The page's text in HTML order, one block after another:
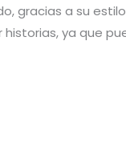
gracias a su
ya que